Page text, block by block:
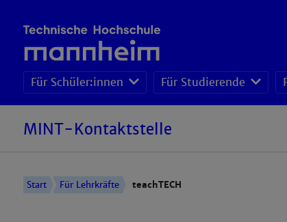
Für Schüler:innen Für Studierende
MINT-Kontaktstelle
Start Für Lehrkräfte teachTECH